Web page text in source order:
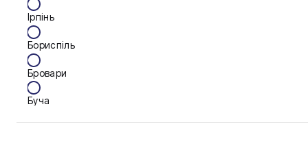
Ірпінь
Бориспіль
Бровари
Буча